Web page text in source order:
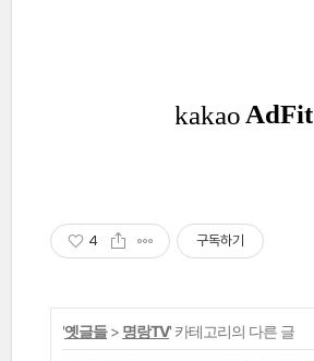
4 구독하기
'옛글들> 명랑TV' 카테고리의 다른 글